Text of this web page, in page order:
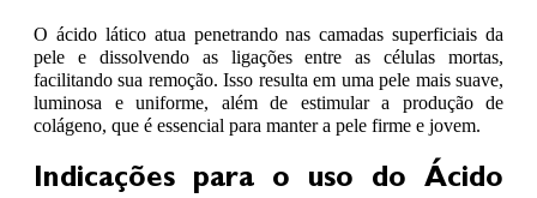
O ácido lático atua penetrando nas camadas superficiais da
pele e dissolvendo as ligações entre as células mortas,
facilitando sua remoção. Isso resulta em uma pele mais suave,
luminosa e uniforme, além de estimular a produção de
colágeno, que é essencial para manter a pele firme e jovem.
Indicações para o uso do Ácido